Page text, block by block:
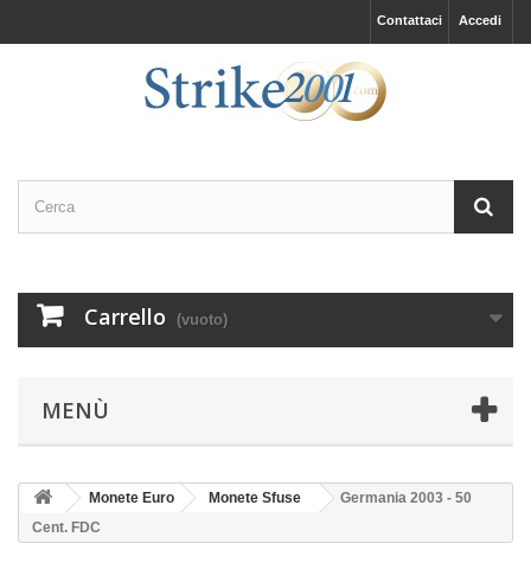
Accedi
Contattaci
Carrello (vuoto)
MENÙ
Monete Euro Monete Sfuse
Germania 2003 - 50
Cent. FDC